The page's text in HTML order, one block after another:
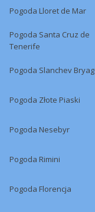
Pogoda Lloret de Mar
Pogoda Santa Cruz de
Tenerife
Pogoda Slanchev Bryag
Pogoda Złote Piaski
Pogoda Nesebyr
Pogoda Rimini
Pogoda Florencja